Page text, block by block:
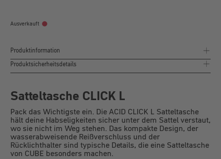
Ausverkauft
Produktinformation
Produktsicherheitsdetails
Satteltasche CLICK L
Pack das Wichtigste ein. Die ACID CLICK L Satteltasche
hält deine Habseligkeiten sicher unter dem Sattel verstaut,
wo sie nicht im Weg stehen. Das kompakte Design, der
wasserabweisende Reißverschluss und der
Rücklichthalter sind typische Details, die eine Satteltasche
von CUBE besonders machen.